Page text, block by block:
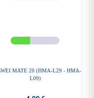
MATE 20 (HMA-L29 - HMA-
L09)